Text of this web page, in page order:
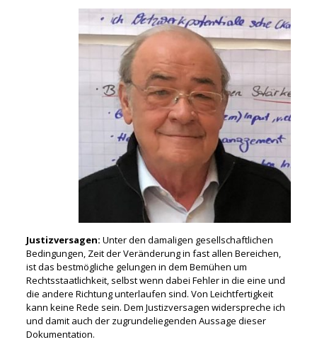
Justizversagen: Unter den damaligen gesellschaftlichen
Bedingungen, Zeit der Veränderung in fast allen Bereichen,
ist das bestmögliche gelungen in dem Bemühen um
Rechtsstaatlichkeit, selbst wenn dabei Fehler in die eine und
die andere Richtung unterlaufen sind. Von Leichtfertigkeit
kann keine Rede sein. Dem Justizversagen widerspreche ich
und damit auch der zugrundeliegenden Aussage dieser
Dokumentation.